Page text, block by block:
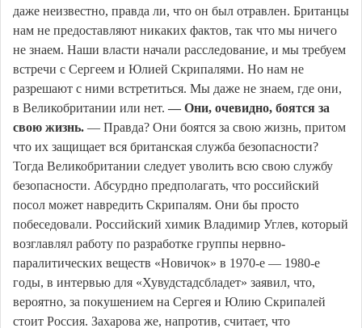
даже неизвестно, правда ли, что он был отравлен. Британцы
нам не предоставляют никаких фактов, так что мы ничего
не знаем. Наши власти начали расследование, и мы требуем
встречи с Сергеем и Юлией Скрипалями. Но нам не
разрешают с ними встретиться. Мы даже не знаем, где они,
в Великобритании или нет. — Они, очевидно, боятся за
свою жизнь. — Правда? Они боятся за свою жизнь, притом
что их защищает вся британская служба безопасности?
Тогда Великобритании следует уволить всю свою службу
безопасности. Абсурдно предполагать, что российский
посол может навредить Скрипалям. Они бы просто
побеседовали. Российский химик Владимир Углев, который
возглавлял работу по разработке группы нервно-
паралитических веществ «Новичок» в 1970-е — 1980-е
годы, в интервью для «Хувудстадсбладет» заявил, что,
вероятно, за покушением на Сергея и Юлию Скрипалей
стоит Россия. Захарова же, напротив, считает, что